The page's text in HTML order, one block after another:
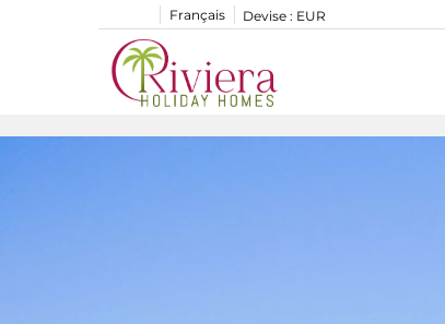
Français Devise : EUR